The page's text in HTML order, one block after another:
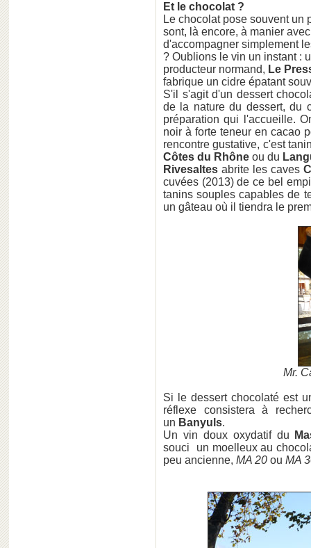
Et le chocolat ?
Le chocolat pose souvent un
sont, là encore, à manier
d'accompagner simplement
? Oublions le vin un instant :
producteur normand, Le
fabrique un cidre épatant
S'il s'agit d'un dessert
de la nature du dessert, du
préparation qui l'accueille.
noir à forte teneur en cacao
rencontre gustative, c'est
Côtes du Rhône ou du
Rivesaltes abrite les caves
cuvées (2013) de ce bel
tanins souples capables de
un gâteau où il tiendra le
Mr.
Si le dessert chocolaté est
réflexe consistera à
un Banyuls.
Un vin doux oxydatif du
souci un moelleux au
peu ancienne, MA 20 ou MA